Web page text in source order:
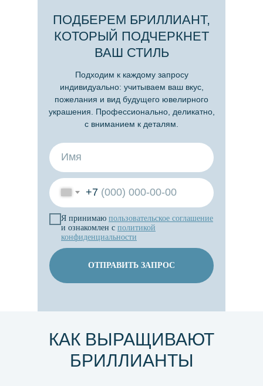
Подходим к каждому запросу
индивидуально: учитываем ваш вкус,
пожелания и вид будущего ювелирного
украшения. Профессионально, деликатно,
с вниманием к деталям.
ПОДБЕРЕМ БРИЛЛИАНТ,
КОТОРЫЙ ПОДЧЕРКНЕТ
ВАШ СТИЛЬ
+7
Я принимаю пользовательское соглашение
и ознакомлен с политикой
конфиденциальности
ОТПРАВИТЬ ЗАПРОС
КАК ВЫРАЩИВАЮТ
БРИЛЛИАНТЫ